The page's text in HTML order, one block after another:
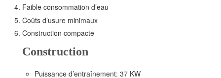
Faible consommation d’eau
Coûts d’usure minimaux
Construction compacte
Construction
Puissance d’entraînement: 37 KW